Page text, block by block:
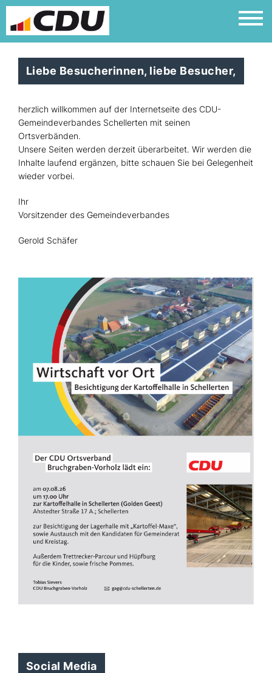
Liebe Besucherinnen, liebe Besucher,
herzlich willkommen auf der Internetseite des CDU-
Gemeindeverbandes Schellerten mit seinen
Ortsverbänden.
Unsere Seiten werden derzeit überarbeitet. Wir werden die
Inhalte laufend ergänzen, bitte schauen Sie bei Gelegenheit
wieder vorbei.
Ihr
Vorsitzender des Gemeindeverbandes
Gerold Schäfer
Social Media